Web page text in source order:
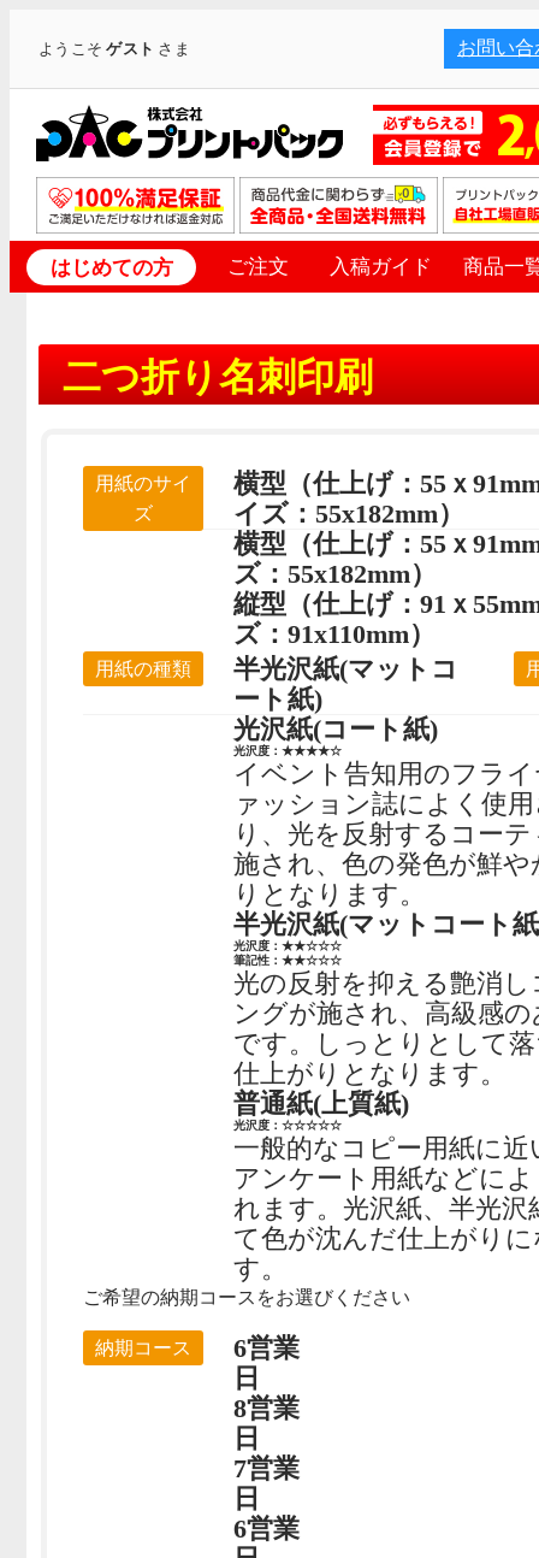
ようこそゲスト さま お問い合
はじめての方 ご注文 入稿ガイド 商品一
二つ折り名刺印刷
用紙のサイ
ズ
横型（仕上げ：55ｘ
イズ：55x182mm）
横型（仕上げ：55ｘ
ズ：55x182mm）
縦型（仕上げ：91ｘ
ズ：91x110mm）
用紙の種類
半光沢紙(マットコ
ート紙)
光沢紙(コート紙)
光沢度：★★★★☆
イベント告知用のフラ
ァッション誌によく使
り、光を反射するコー
施され、色の発色が鮮
りとなります。
半光沢紙(マットコート
光沢度：★★☆☆☆
筆記性：★★☆☆☆
光の反射を抑える艶消
ングが施され、高級感
です。しっとりとして
仕上がりとなります。
普通紙(上質紙)
光沢度：☆☆☆☆☆
一般的なコピー用紙に近
アンケート用紙などに
れます。光沢紙、半光沢
て色が沈んだ仕上がり
す。
ご希望の納期コースをお選びください
納期コース
6営業
日
8営業
日
7営業
日
6営業